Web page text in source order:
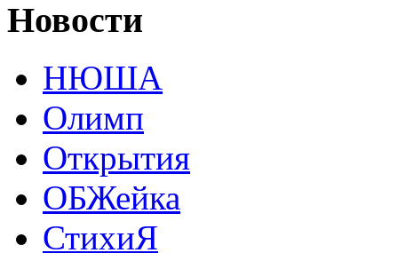
Новости
НЮША
Олимп
Открытия
ОБЖейка
СтихиЯ